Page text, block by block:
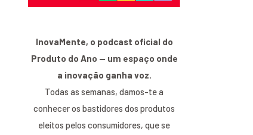
InovaMente, o podcast oficial do
Produto do Ano — um espaço onde
a inovação ganha voz.
Todas as semanas, damos-te a
conhecer os bastidores dos produtos
eleitos pelos consumidores, que se